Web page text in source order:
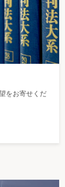
をお寄せくだ